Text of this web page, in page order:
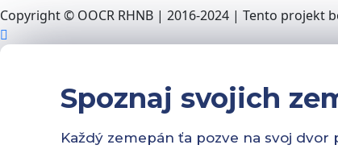
Copyright © OOCR RHNB | 2016-2024 | Tento
Spoznaj svojich
Každý zemepán ťa pozve na svoj